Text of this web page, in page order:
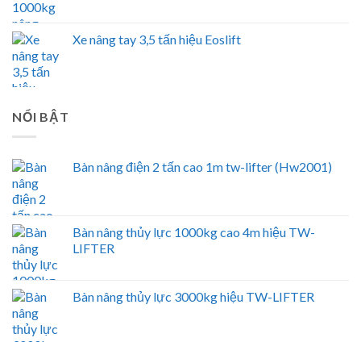
Xe nâng tay 3,5 tấn hiệu Eoslift
NỔI BẬT
Bàn nâng điện 2 tấn cao 1m tw-lifter (Hw2001)
Bàn nâng thủy lực 1000kg cao 4m hiệu TW-
LIFTER
Bàn nâng thủy lực 3000kg hiệu TW-LIFTER